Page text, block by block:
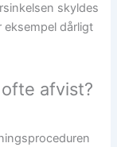
skyldes
dårligt
afvist?